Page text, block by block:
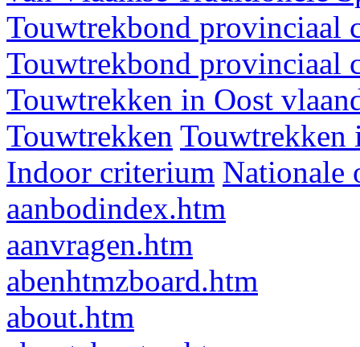
Touwtrekbond provinciaal
Touwtrekbond provinciaal
Touwtrekken in Oost
Touwtrekken Touwtrekken
Indoor criterium Nationale
aanbodindex.htm
aanvragen.htm
abenhtmzboard.htm
about.htm